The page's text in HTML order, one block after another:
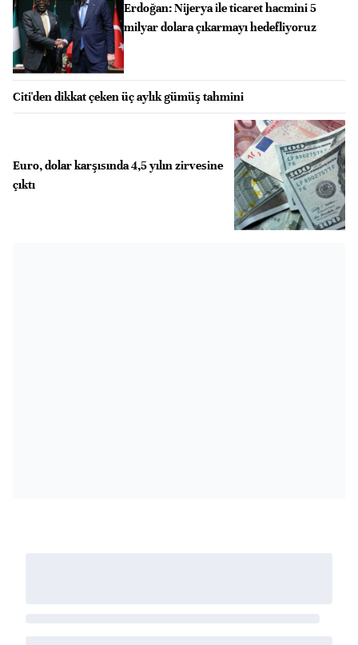
Erdoğan: Nijerya ile ticaret hacmini 5
milyar dolara çıkarmayı hedefliyoruz
Citi'den dikkat çeken üç aylık gümüş tahmini
Euro, dolar karşısında 4,5 yılın zirvesine
çıktı